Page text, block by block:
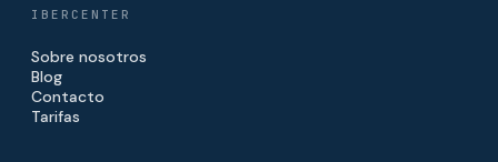
IBERCENTER
Sobre nosotros
Blog
Contacto
Tarifas